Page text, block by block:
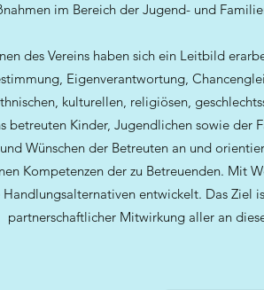
im Bereich der Jugend- und
des Vereins haben sich ein Leitbild
Eigenverantwortung,
kulturellen, religiösen,
betreuten Kinder, Jugendlichen sowie der
Wünschen der Betreuten an und
Kompetenzen der zu Betreuenden. Mit
entwickelt. Das Ziel
partnerschaftlicher Mitwirkung aller an